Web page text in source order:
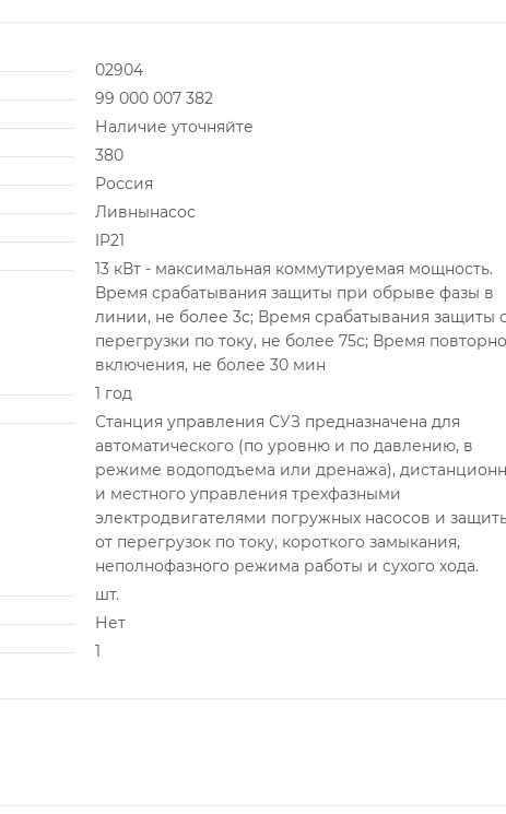
02904
99 000 007 382
Наличие уточняйте
380
Россия
Ливнынасос
IP21
13 кВт - максимальная коммутируемая мощность.
Время срабатывания защиты при обрыве фазы в
линии, не более 3с; Время срабатывания защиты
перегрузки по току, не более 75с; Время
включения, не более 30 мин
1 год
Станция управления СУЗ предназначена для
автоматического (по уровню и по давлению, в
режиме водоподъема или дренажа),
и местного управления трехфазными
электродвигателями погружных насосов и
от перегрузок по току, короткого замыкания,
неполнофазного режима работы и сухого хода.
шт.
Нет
1